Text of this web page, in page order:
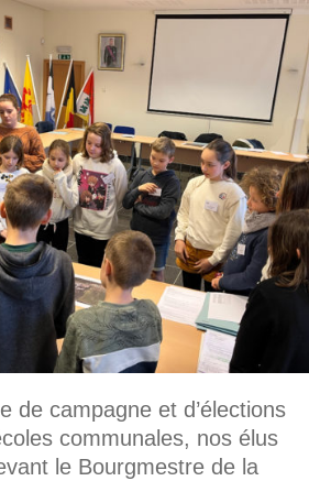
de campagne et d’élections
communales, nos élus
le Bourgmestre de la